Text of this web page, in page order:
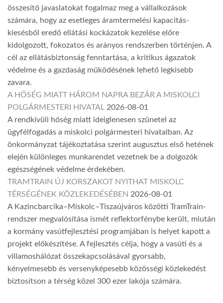
összesítő javaslatokat fogalmaz meg a vállalkozások
számára, hogy az esetleges áramtermelési kapacitás-
kiesésből eredő ellátási kockázatok kezelése előre
kidolgozott, fokozatos és arányos rendszerben történjen. A
cél az ellátásbiztonság fenntartása, a kritikus ágazatok
védelme és a gazdaság működésének lehető legkisebb
zavara.
A HŐSÉG MIATT HÁROM NAPRA BEZÁR A MISKOLCI
POLGÁRMESTERI HIVATAL 2026-08-01
A rendkívüli hőség miatt ideiglenesen szünetel az
ügyfélfogadás a miskolci polgármesteri hivatalban. Az
önkormányzat tájékoztatása szerint augusztus első hetének
elején különleges munkarendet vezetnek be a dolgozók
egészségének védelme érdekében.
TRAMTRAIN ÚJ KORSZAKOT NYITHAT MISKOLC
TÉRSÉGÉNEK KÖZLEKEDÉSÉBEN 2026-08-01
A Kazincbarcika–Miskolc–Tiszaújváros közötti TramTrain-
rendszer megvalósítása ismét reflektorfénybe került, miután
a kormány vasútfejlesztési programjában is helyet kapott a
projekt előkészítése. A fejlesztés célja, hogy a vasúti és a
villamoshálózat összekapcsolásával gyorsabb,
kényelmesebb és versenyképesebb közösségi közlekedést
biztosítson a térség közel 300 ezer lakója számára.